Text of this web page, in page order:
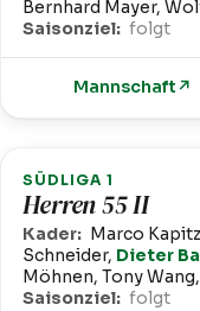
Bernhard Mayer,
Saisonziel: folgt
Mannschaft ↗
SÜDLIGA 1
Herren 55 II
Kader: Marco
Schneider, Dieter
Möhnen, Tony
Saisonziel: folgt